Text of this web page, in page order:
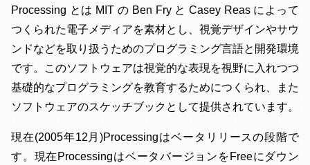
Processing とは MIT の Ben Fry と Casey Reas によって
つくられた電子メディアを素材とし、視覚デザインやサウ
ンドなどを取り扱うためのプログラミング言語と開発環境
です。このソフトウェアは視覚的な表現を視野に入れつつ
基礎的なプログラミングを教育するためにつくられ、また
ソフトウェアのスケッチブックとして提供されています。
現在(2005年12月)Processingはベータリリースの段階で
す。現在ProcessingはベータバージョンをFreeにダウン